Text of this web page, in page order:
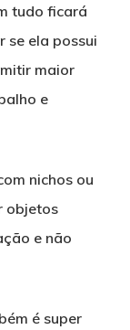
tudo ficará
se ela possui
maior
e
nichos ou
objetos
e não
é super